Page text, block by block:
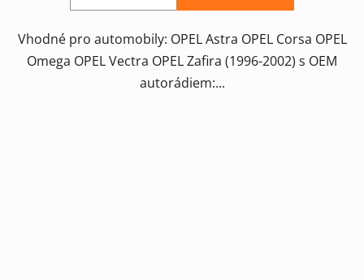
Vhodné pro automobily: OPEL Astra OPEL Corsa OPEL
Omega OPEL Vectra OPEL Zafira (1996-2002) s OEM
autorádiem:...